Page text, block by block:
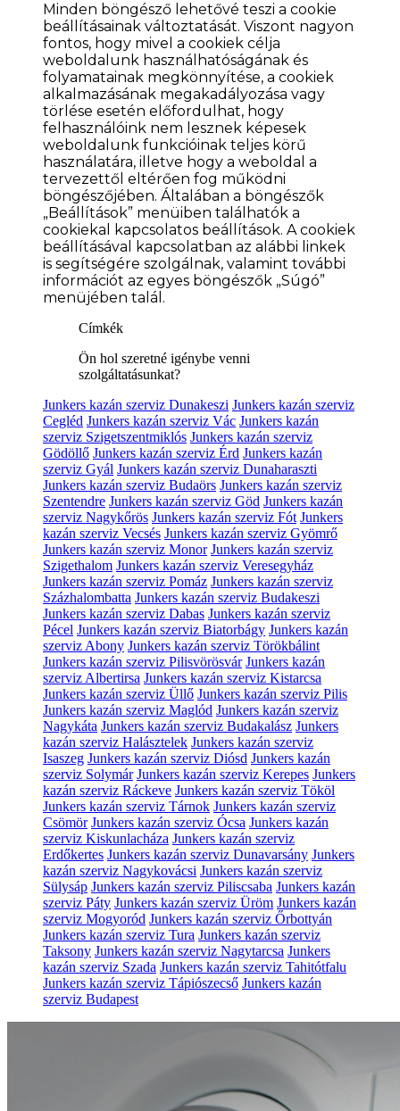
Minden böngésző lehetővé teszi a cookie
beállításainak változtatását. Viszont nagyon
fontos, hogy mivel a cookiek célja
weboldalunk használhatóságának és
folyamatainak megkönnyítése, a cookiek
alkalmazásának megakadályozása vagy
törlése esetén előfordulhat, hogy
felhasználóink nem lesznek képesek
weboldalunk funkcióinak teljes körű
használatára, illetve hogy a weboldal a
tervezettől eltérően fog működni
böngészőjében. Általában a böngészők
„Beállítások” menüiben találhatók a
cookiekal kapcsolatos beállítások. A cookiek
beállításával kapcsolatban az alábbi linkek
is segítségére szolgálnak, valamint további
információt az egyes böngészők „Súgó”
menüjében talál.
Címkék
Ön hol szeretné igénybe venni
szolgáltatásunkat?
Junkers kazán szerviz Dunakeszi Junkers kazán szerviz
Cegléd Junkers kazán szerviz Vác Junkers kazán
szerviz Szigetszentmiklós Junkers kazán szerviz
Gödöllő Junkers kazán szerviz Érd Junkers kazán
szerviz Gyál Junkers kazán szerviz Dunaharaszti
Junkers kazán szerviz Budaörs Junkers kazán szerviz
Szentendre Junkers kazán szerviz Göd Junkers kazán
szerviz Nagykőrös Junkers kazán szerviz Fót Junkers
kazán szerviz Vecsés Junkers kazán szerviz Gyömrő
Junkers kazán szerviz Monor Junkers kazán szerviz
Szigethalom Junkers kazán szerviz Veresegyház
Junkers kazán szerviz Pomáz Junkers kazán szerviz
Százhalombatta Junkers kazán szerviz Budakeszi
Junkers kazán szerviz Dabas Junkers kazán szerviz
Pécel Junkers kazán szerviz Biatorbágy Junkers kazán
szerviz Abony Junkers kazán szerviz Törökbálint
Junkers kazán szerviz Pilisvörösvár Junkers kazán
szerviz Albertirsa Junkers kazán szerviz Kistarcsa
Junkers kazán szerviz Üllő Junkers kazán szerviz Pilis
Junkers kazán szerviz Maglód Junkers kazán szerviz
Nagykáta Junkers kazán szerviz Budakalász Junkers
kazán szerviz Halásztelek Junkers kazán szerviz
Isaszeg Junkers kazán szerviz Diósd Junkers kazán
szerviz Solymár Junkers kazán szerviz Kerepes Junkers
kazán szerviz Ráckeve Junkers kazán szerviz Tököl
Junkers kazán szerviz Tárnok Junkers kazán szerviz
Csömör Junkers kazán szerviz Ócsa Junkers kazán
szerviz Kiskunlacháza Junkers kazán szerviz
Erdőkertes Junkers kazán szerviz Dunavarsány Junkers
kazán szerviz Nagykovácsi Junkers kazán szerviz
Sülysáp Junkers kazán szerviz Piliscsaba Junkers kazán
szerviz Páty Junkers kazán szerviz Üröm Junkers kazán
szerviz Mogyoród Junkers kazán szerviz Őrbottyán
Junkers kazán szerviz Tura Junkers kazán szerviz
Taksony Junkers kazán szerviz Nagytarcsa Junkers
kazán szerviz Szada Junkers kazán szerviz Tahitótfalu
Junkers kazán szerviz Tápiószecső Junkers kazán
szerviz Budapest